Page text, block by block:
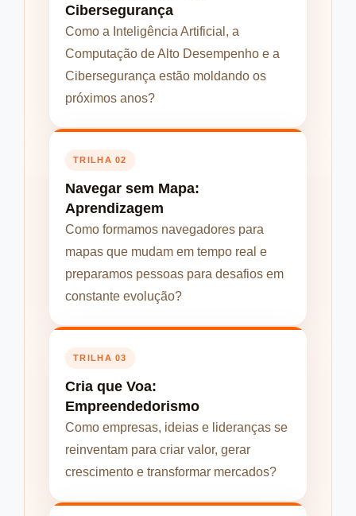
Cibersegurança
Como a Inteligência Artificial, a
Computação de Alto Desempenho e a
Cibersegurança estão moldando os
próximos anos?
TRILHA 02
Navegar sem Mapa:
Aprendizagem
Como formamos navegadores para
mapas que mudam em tempo real e
preparamos pessoas para desafios em
constante evolução?
TRILHA 03
Cria que Voa:
Empreendedorismo
Como empresas, ideias e lideranças se
reinventam para criar valor, gerar
crescimento e transformar mercados?